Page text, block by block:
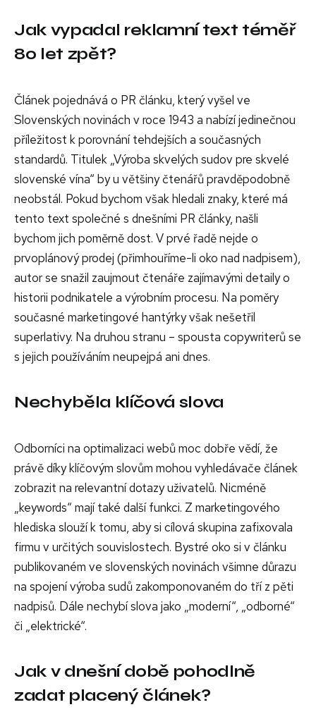
Jak vypadal reklamní text téměř
80 let zpět?
Článek pojednává o PR článku, který vyšel ve
Slovenských novinách v roce 1943 a nabízí jedinečnou
příležitost k porovnání tehdejších a současných
standardů. Titulek „Výroba skvelých sudov pre skvelé
slovenské vína“ by u většiny čtenářů pravděpodobně
neobstál. Pokud bychom však hledali znaky, které má
tento text společné s dnešními PR články, našli
bychom jich poměrně dost. V prvé řadě nejde o
prvoplánový prodej (přimhouříme-li oko nad nadpisem),
autor se snažil zaujmout čtenáře zajímavými detaily o
historii podnikatele a výrobním procesu. Na poměry
současné marketingové hantýrky však nešetřil
superlativy. Na druhou stranu – spousta copywriterů se
s jejich používáním neupejpá ani dnes.
Nechyběla klíčová slova
Odborníci na optimalizaci webů moc dobře vědí, že
právě díky klíčovým slovům mohou vyhledávače článek
zobrazit na relevantní dotazy uživatelů. Nicméně
„keywords“ mají také další funkci. Z marketingového
hlediska slouží k tomu, aby si cílová skupina zafixovala
firmu v určitých souvislostech. Bystré oko si v článku
publikovaném ve slovenských novinách všimne důrazu
na spojení výroba sudů zakomponovaném do tří z pěti
nadpisů. Dále nechybí slova jako „moderní“, „odborné“
či „elektrické“.
Jak v dnešní době pohodlně
zadat placený článek?